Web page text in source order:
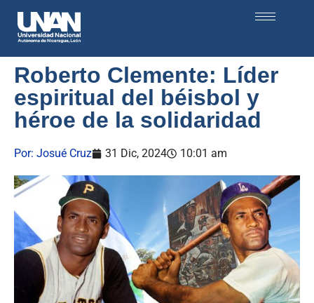
Roberto Clemente: Líder
espiritual del béisbol y
héroe de la solidaridad
Por: Josué Cruz 31 Dic, 2024 10:01 am